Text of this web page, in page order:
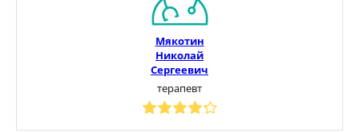
Мякотин
Николай
Сергеевич
терапевт